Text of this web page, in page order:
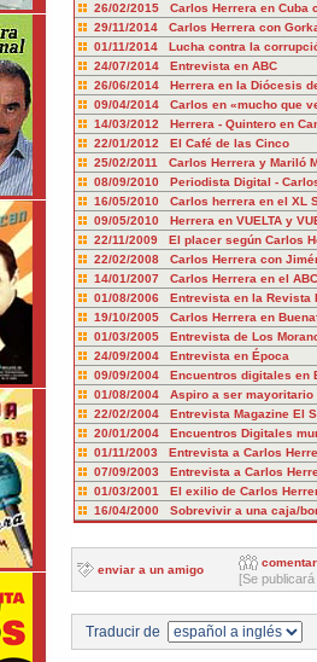
26/02/2015 Carlos Herrera en Cuba
29/11/2014 Carlos Herrera con
01/11/2014 Lucha contra la
24/07/2014 Entrevista en ABC
26/06/2014 Herrera en la Diócesis
09/04/2014 Carlos en «mucho que
14/03/2012 Herrera - Quintero en
22/01/2012 El Café de las Cinco
25/02/2011 Carlos Herrera y Mariló
08/09/2010 Periodista Digital -
16/05/2010 Carlos herrera en el XL
09/05/2010 Herrera en VUELTA y
22/11/2009 El placer según Carlos
22/02/2008 Carlos Herrera con
14/01/2007 Carlos Herrera en el ABC
01/08/2006 Entrevista en la Revista
19/10/2005 Carlos Herrera en
01/03/2005 Entrevista de Los
24/09/2004 Entrevista en Época
09/09/2004 Encuentros digitales en
01/08/2004 Aspiro a ser mayoritario
22/02/2004 Entrevista Magazine El
20/01/2004 Encuentros Digitales
01/11/2003 Entrevista a Carlos
07/09/2003 Entrevista a Carlos
01/03/2001 El exilio de Carlos
16/04/2000 Sobrevivir a una caja/
enviar a un amigo
comentar
[Se
Traducir de